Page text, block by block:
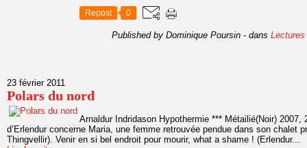
Repost 0
Published by Dominique Poursin - dans
23 février 2011
Polars du nord
Arnaldur Indridason Hypothermie *** Métailié(Noir) 2007,
d’Erlendur concerne Maria, une femme retrouvée pendue dans son chalet
Thingvellir). Venir en si bel endroit pour mourir, what a shame ! (Erlendur...